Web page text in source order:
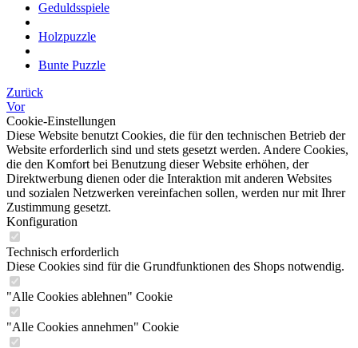
Geduldsspiele
Holzpuzzle
Bunte Puzzle
Zurück
Vor
Cookie-Einstellungen
Diese Website benutzt Cookies, die für den technischen Betrieb der
Website erforderlich sind und stets gesetzt werden. Andere Cookies,
die den Komfort bei Benutzung dieser Website erhöhen, der
Direktwerbung dienen oder die Interaktion mit anderen Websites
und sozialen Netzwerken vereinfachen sollen, werden nur mit Ihrer
Zustimmung gesetzt.
Konfiguration
Technisch erforderlich
Diese Cookies sind für die Grundfunktionen des Shops notwendig.
"Alle Cookies ablehnen" Cookie
"Alle Cookies annehmen" Cookie